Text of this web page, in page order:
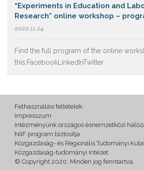
“Experiments in Education and
Research” online workshop –
2020.11.24.
Find the full program of the online
this:FacebookLinkedInTwitter
Felhasználási feltételek
Impresszum
Intézményünk országos ésnemzetközi
NIIF program biztosítja
Közgazdaság- és Regionális Tudományi
Közgazdaság-tudományi Intézet
© Copyright 2020. Minden jog fenntartva.